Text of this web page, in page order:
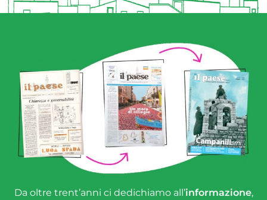
Da oltre trent’anni ci dedichiamo all’informazione,